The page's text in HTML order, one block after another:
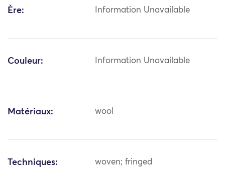
Ère: Information Unavailable
Couleur: Information Unavailable
Matériaux: wool
Techniques: woven; fringed